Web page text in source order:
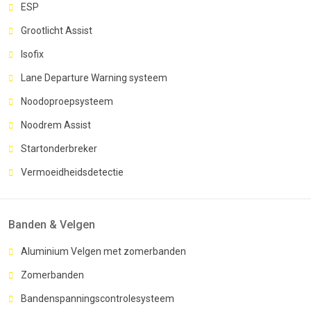
ESP
Grootlicht Assist
Isofix
Lane Departure Warning systeem
Noodoproepsysteem
Noodrem Assist
Startonderbreker
Vermoeidheidsdetectie
Banden & Velgen
Aluminium Velgen met zomerbanden
Zomerbanden
Bandenspanningscontrolesysteem